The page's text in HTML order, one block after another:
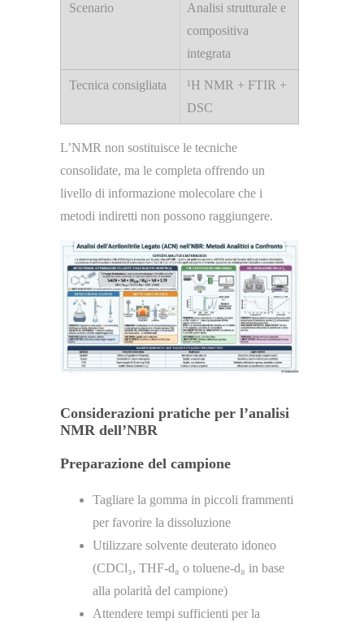
Analisi strutturale e
compositiva
integrata
¹H NMR + FTIR +
DSC
L’NMR non sostituisce le tecniche
consolidate, ma le completa offrendo un
livello di informazione molecolare che i
metodi indiretti non possono raggiungere.
Considerazioni pratiche per l’analisi
NMR dell’NBR
Preparazione del campione
Tagliare la gomma in piccoli frammenti
per favorire la dissoluzione
Utilizzare solvente deuterato idoneo
(CDCl₃, THF-d₈ o toluene-d₈ in base
alla polarità del campione)
Attendere tempi sufficienti per la